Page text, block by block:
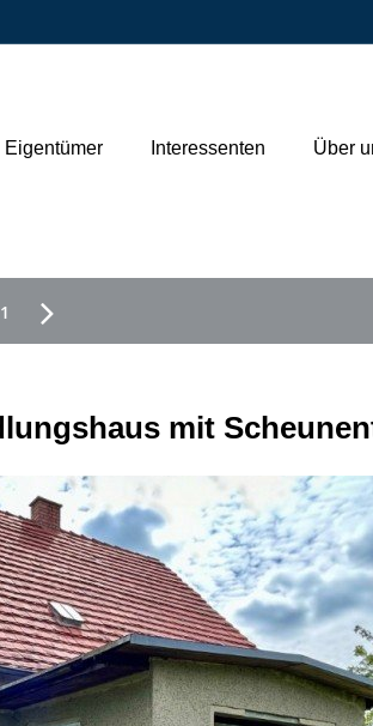
Eigentümer Interessenten Über
1
mit